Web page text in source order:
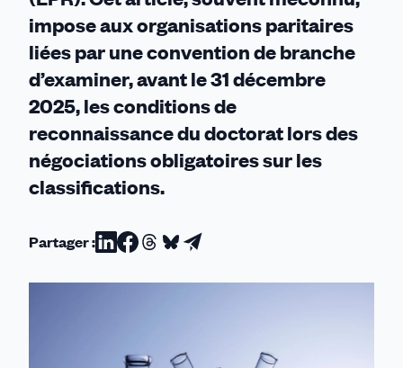
impose aux organisations paritaires
liées par une convention de branche
d’examiner, avant le 31 décembre
2025, les conditions de
reconnaissance du doctorat lors des
négociations obligatoires sur les
classifications.
Partager :Partager
sur
Partager
sur
Partager
sur
Partager
sur
Partager
par